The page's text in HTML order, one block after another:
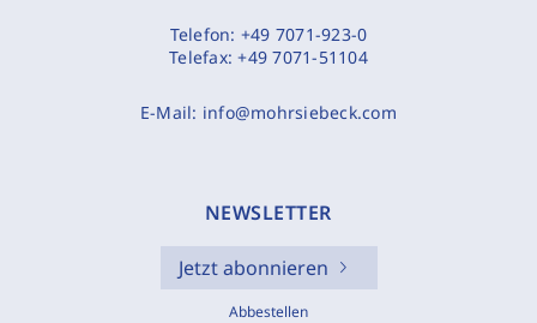
Telefon: +49 7071-923-0
Telefax:+49 7071-51104
E-Mail: info@mohrsiebeck.com
NEWSLETTER
Jetzt abonnieren
Abbestellen